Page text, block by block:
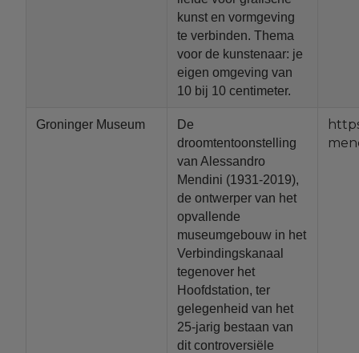
kunst en vormgeving
te verbinden. Thema
voor de kunstenaar: je
eigen omgeving van
10 bij 10 centimeter.
Groninger Museum
De
droomtentoonstelling
van Alessandro
Mendini (1931-2019),
de ontwerper van het
opvallende
museumgebouw in het
Verbindingskanaal
tegenover het
Hoofdstation, ter
gelegenheid van het
25-jarig bestaan van
dit controversiële